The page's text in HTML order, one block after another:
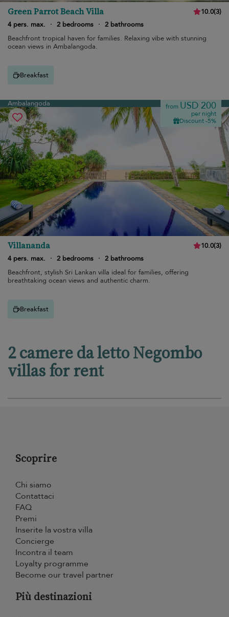
Green Parrot Beach Villa 10.0(3)
4 pers. max.
· 2 bedrooms · 2 bathrooms
Beachfront tropical haven for families. Relaxing vibe with stunning
ocean views in Ambalangoda.
Breakfast
Ambalangoda from USD 200
per night
Discount -5%
Villananda 10.0(3)
4 pers. max.
· 2 bedrooms · 2 bathrooms
Beachfront, stylish Sri Lankan villa ideal for families, offering
breathtaking ocean views and authentic charm.
Breakfast
2 camere da letto Negombo
villas for rent
Scoprire
Chi siamo
Contattaci
FAQ
Premi
Inserite la vostra villa
Concierge
Incontra il team
Loyalty programme
Become our travel partner
Più destinazioni